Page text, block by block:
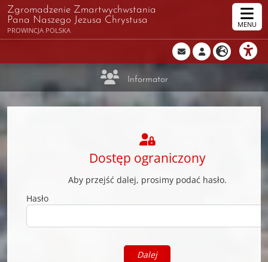
Zgromadzenie Zmartwychwstania
Pana Naszego Jezusa Chrystusa
PROWINCJA POLSKA
MENU
Informator
Dostęp ograniczony
Aby przejść dalej, prosimy podać hasło.
Hasło
Dalej